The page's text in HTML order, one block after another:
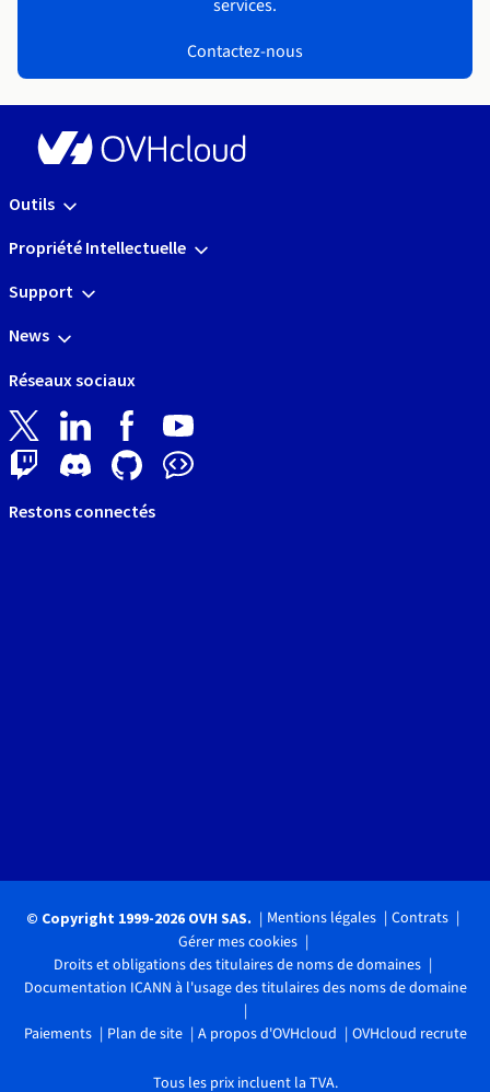
services.
Contactez-nous
Outils
Propriété Intellectuelle
Support
News
Réseaux sociaux
Restons connectés
© Copyright 1999-2026 OVH SAS. Mentions légales
Contrats
Gérer mes cookies
Droits et obligations des titulaires de noms de domaines
Documentation ICANN à l'usage des titulaires des noms de domaine
Paiements Plan de site A propos d'OVHcloud OVHcloud recrute
Tous les prix incluent la TVA.